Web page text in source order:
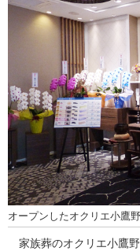
オープンしたオクリエ小鷹
家族葬のオクリエ小鷹